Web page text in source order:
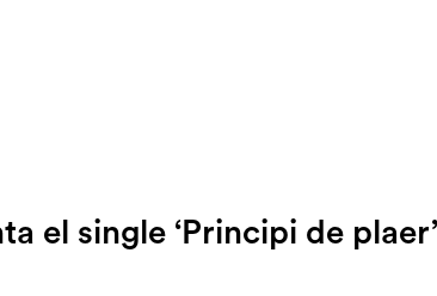
el single ‘Principi de plaer’